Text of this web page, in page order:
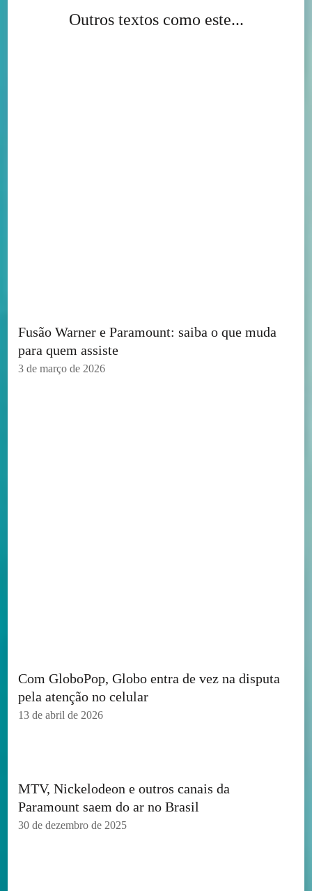
Outros textos como este...
Fusão Warner e Paramount: saiba o que muda
para quem assiste
3 de março de 2026
Com GloboPop, Globo entra de vez na disputa
pela atenção no celular
13 de abril de 2026
MTV, Nickelodeon e outros canais da
Paramount saem do ar no Brasil
30 de dezembro de 2025